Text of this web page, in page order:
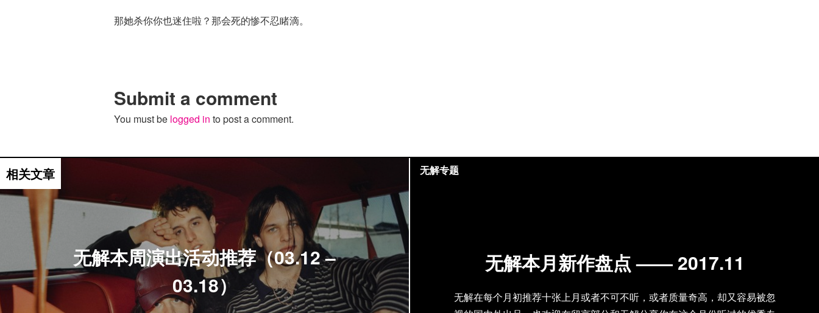
那她杀你你也迷住啦？那会死的惨不忍睹滴。
Submit a comment
You must be logged in to post a comment.
相关文章
无解本周演出活动推荐（03.12 –
03.18）
活动推荐
无解本月新作盘点 —— 2017.11
无解在每个月初推荐十张上月或者不可不听，或者质量奇高，却又容易被忽
无解专题